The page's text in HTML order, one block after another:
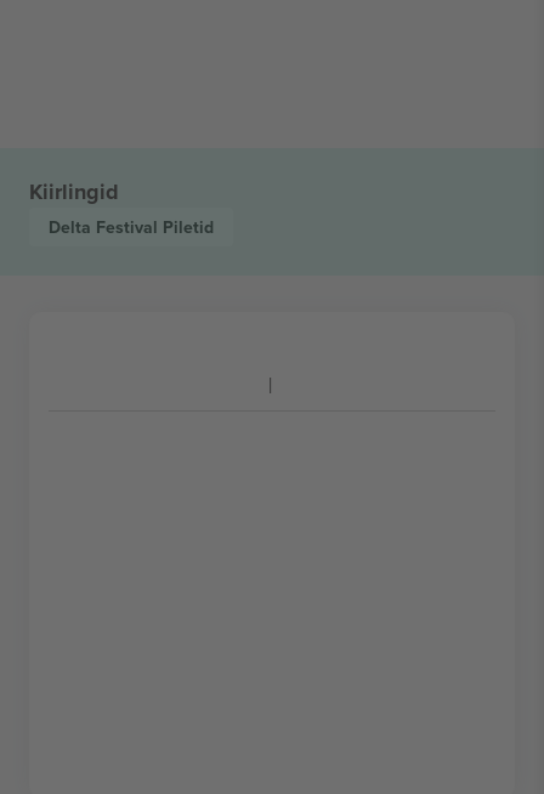
Kiirlingid
Delta Festival Piletid